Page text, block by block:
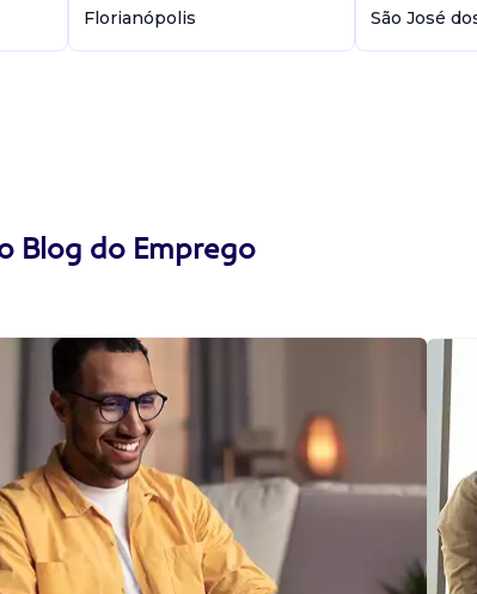
Florianópolis São José
Blog do Emprego